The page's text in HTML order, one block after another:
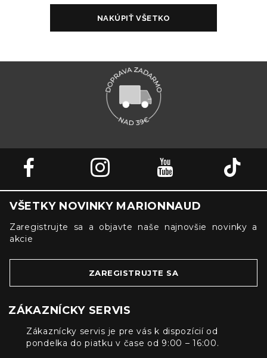
VŠETKY NOVINKY MARIONNAUD
Zaregistrujte sa a objavte naše najnovšie novinky a
akcie
ZAREGISTRUJTE SA
ZÁKAZNÍCKY SERVIS
Zákaznícky servis je pre vás k dispozícií od
pondelka do piatku v čase od 9:00 – 16:00.